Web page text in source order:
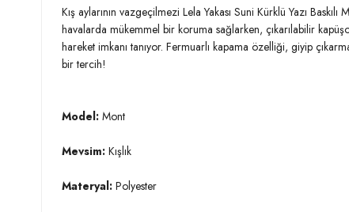
Kış aylarının vazgeçilmezi Lela Yakası Suni Kürklü Yazı
havalarda mükemmel bir koruma sağlarken, çıkarılabilir
hareket imkanı tanıyor. Fermuarlı kapama özelliği, giyip
bir tercih!
Model: Mont
Mevsim: Kışlık
Materyal: Polyester